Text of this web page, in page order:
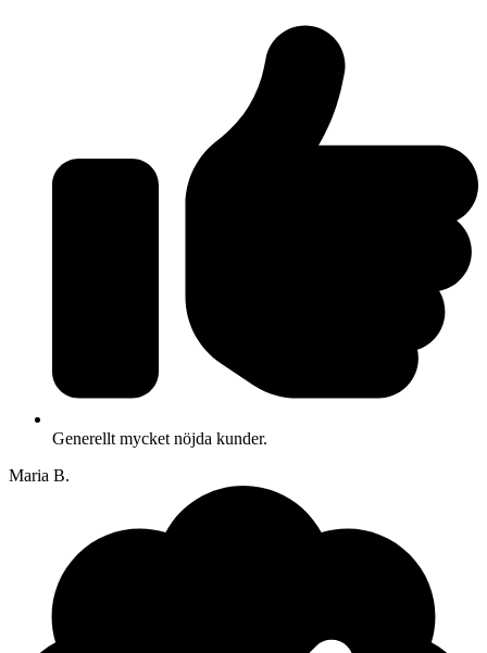
Generellt mycket nöjda kunder.
Maria B.